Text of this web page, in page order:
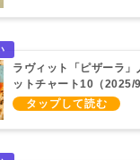
ラヴィット「ピザーラ」
ットチャート10（2025/